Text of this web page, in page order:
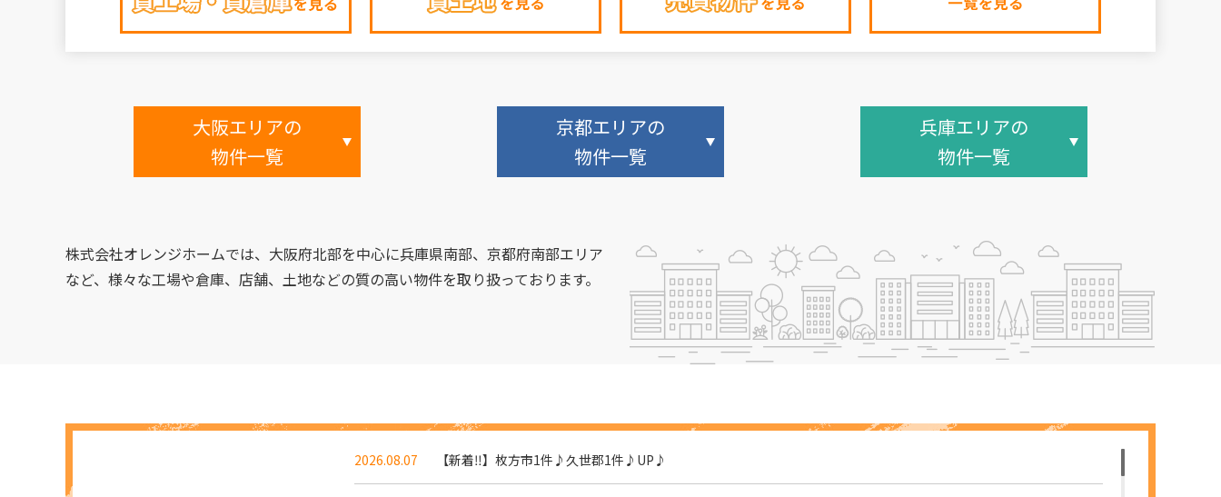
大阪エリアの
物件一覧
京都エリアの
物件一覧
兵庫エリアの
物件一覧
株式会社オレンジホームでは、大阪府北部を中心に兵庫県南部、京都府南部エリア
など、様々な工場や倉庫、店舗、土地などの質の高い物件を取り扱っております。
2026.08.07 【新着‼】枚方市1件♪久世郡1件♪UP♪